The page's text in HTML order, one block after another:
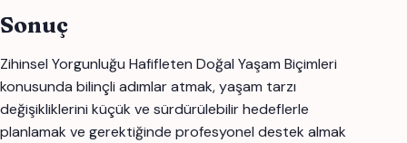
Sonuç
Zihinsel Yorgunluğu Hafifleten Doğal Yaşam Biçimleri
konusunda bilinçli adımlar atmak, yaşam tarzı
değişikliklerini küçük ve sürdürülebilir hedeflerle
planlamak ve gerektiğinde profesyonel destek almak